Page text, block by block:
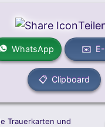
WhatsApp ✉️ E-
📋 Clipboard
Trauerkarten und